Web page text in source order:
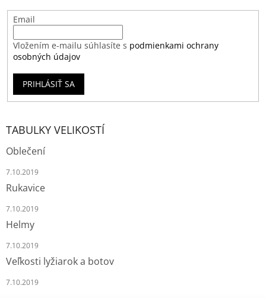
Email
Vložením e-mailu súhlasíte s podmienkami ochrany
osobných údajov
PRIHLÁSIŤ SA
TABULKY VELIKOSTÍ
Oblečení
7.10.2019
Rukavice
7.10.2019
Helmy
7.10.2019
Veľkosti lyžiarok a botov
7.10.2019